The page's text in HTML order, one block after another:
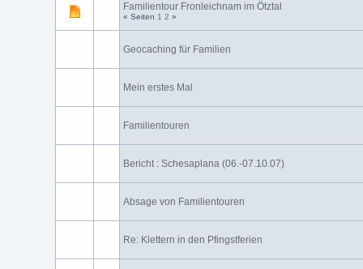
Familientour Fronleichnam im Ötztal
« Seiten 1 2 »
Geocaching für Familien
Mein erstes Mal
Familientouren
Bericht : Schesaplana (06.-07.10.07)
Absage von Familientouren
Re: Klettern in den Pfingstferien